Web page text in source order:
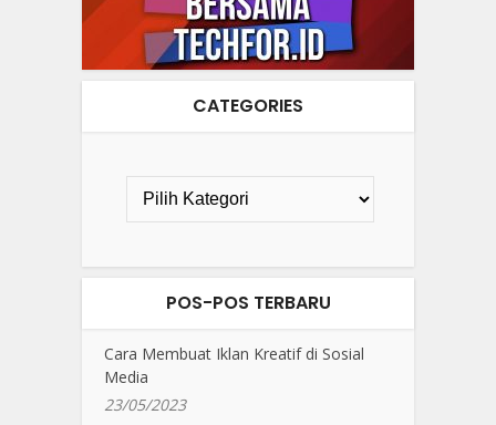
CATEGORIES
POS-POS TERBARU
Cara Membuat Iklan Kreatif di Sosial
Media
23/05/2023